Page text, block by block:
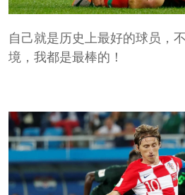
自己就是历史上最好的球员，
境，我都是最棒的！